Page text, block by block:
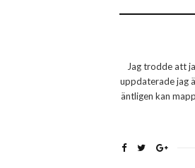
Jag trodde att
uppdaterade jag
äntligen kan